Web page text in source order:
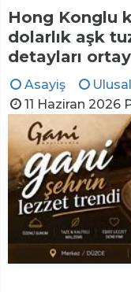
Hong Konglu
dolarlık aşk
detayları
Asayiş
Ulusal
11 Haziran 2026